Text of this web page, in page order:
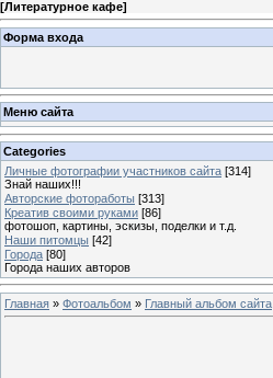
[Литературное кафе]
Форма входа
Меню сайта
Categories
Личные фотографии участников сайта [314]
Знай наших!!!
Авторские фотоработы [313]
Креатив своими руками [86]
фотошоп, картины, эскизы, поделки и т.д.
Наши питомцы [42]
Города [80]
Города наших авторов
Главная » Фотоальбом » Главный альбом сайта